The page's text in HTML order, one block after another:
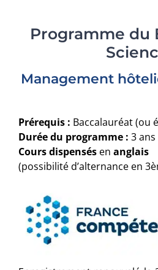
Programme du
Management
Prérequis : Baccalauréat (ou
Durée du programme : 3 ans
Cours dispensés en anglais
(possibilité d’alternance en